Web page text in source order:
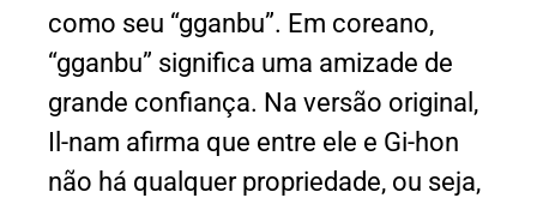
como seu “gganbu”. Em coreano,
“gganbu” significa uma amizade de
grande confiança. Na versão original,
Il-nam afirma que entre ele e Gi-hon
não há qualquer propriedade, ou seja,